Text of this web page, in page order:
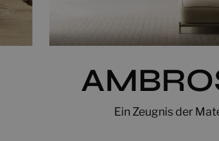
Ein Zeugnis der